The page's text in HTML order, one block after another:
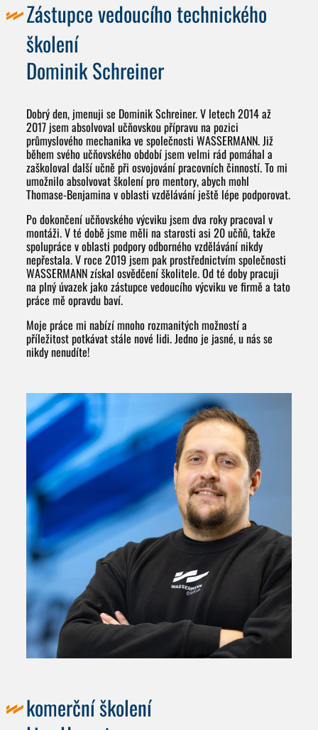
Zástupce vedoucího technického
školení
Dominik Schreiner
Dobrý den, jmenuji se Dominik Schreiner. V letech 2014 až
2017 jsem absolvoval učňovskou přípravu na pozici
průmyslového mechanika ve společnosti WASSERMANN. Již
během svého učňovského období jsem velmi rád pomáhal a
zaškoloval další učně při osvojování pracovních činností. To mi
umožnilo absolvovat školení pro mentory, abych mohl
Thomase-Benjamina v oblasti vzdělávání ještě lépe podporovat.
Po dokončení učňovského výcviku jsem dva roky pracoval v
montáži. V té době jsme měli na starosti asi 20 učňů, takže
spolupráce v oblasti podpory odborného vzdělávání nikdy
nepřestala. V roce 2019 jsem pak prostřednictvím společnosti
WASSERMANN získal osvědčení školitele. Od té doby pracuji
na plný úvazek jako zástupce vedoucího výcviku ve firmě a tato
práce mě opravdu baví.
Moje práce mi nabízí mnoho rozmanitých možností a
příležitost potkávat stále nové lidi. Jedno je jasné, u nás se
nikdy nenudíte!
komerční školení